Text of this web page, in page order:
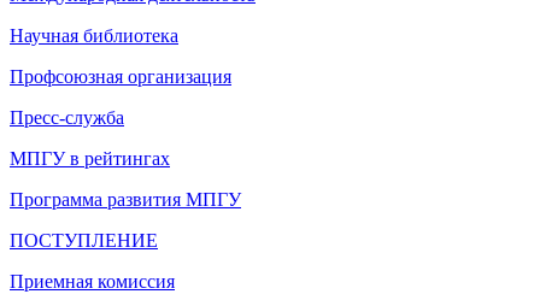
Научная библиотека
Профсоюзная организация
Пресс-служба
МПГУ в рейтингах
Программа развития МПГУ
ПОСТУПЛЕНИЕ
Приемная комиссия